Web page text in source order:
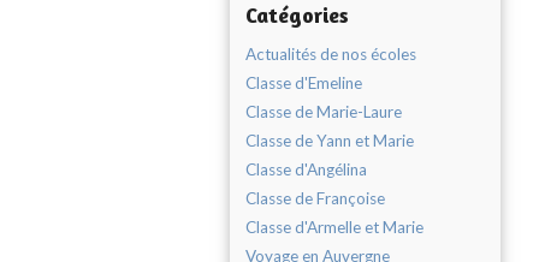
Catégories
Actualités de nos écoles
Classe d'Emeline
Classe de Marie-Laure
Classe de Yann et Marie
Classe d'Angélina
Classe de Françoise
Classe d'Armelle et Marie
Voyage en Auvergne